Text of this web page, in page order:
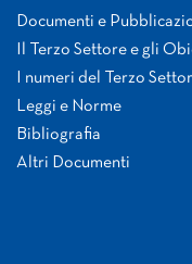
Documenti e
Il Terzo Settore e gli
I numeri del Terzo
Leggi e Norme
Bibliografia
Altri Documenti